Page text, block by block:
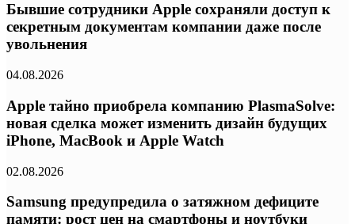
Бывшие сотрудники Apple сохраняли доступ к
секретным документам компании даже после
увольнения
04.08.2026
Apple тайно приобрела компанию PlasmaSolve:
новая сделка может изменить дизайн будущих
iPhone, MacBook и Apple Watch
02.08.2026
Samsung предупредила о затяжном дефиците
памяти: рост цен на смартфоны и ноутбуки